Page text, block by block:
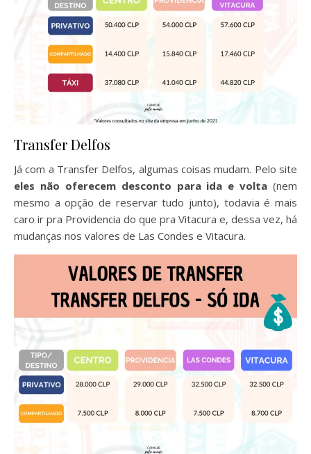
Transfer Delfos
Já com a Transfer Delfos, algumas coisas mudam. Pelo site
eles não oferecem desconto para ida e volta (nem
mesmo a opção de reservar tudo junto), todavia é mais
caro ir pra Providencia do que pra Vitacura e, dessa vez, há
mudanças nos valores de Las Condes e Vitacura.